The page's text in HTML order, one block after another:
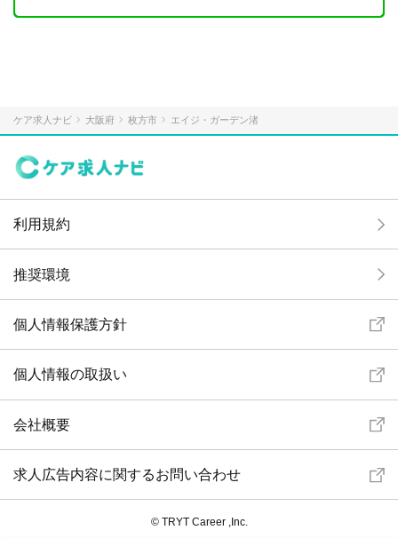
ケア求人ナビ 大阪府 枚方市 エイジ・ガーデン渚
利用規約
推奨環境
個人情報保護方針
個人情報の取扱い
会社概要
求人広告内容に関するお問い合わせ
© TRYT Career ,Inc.